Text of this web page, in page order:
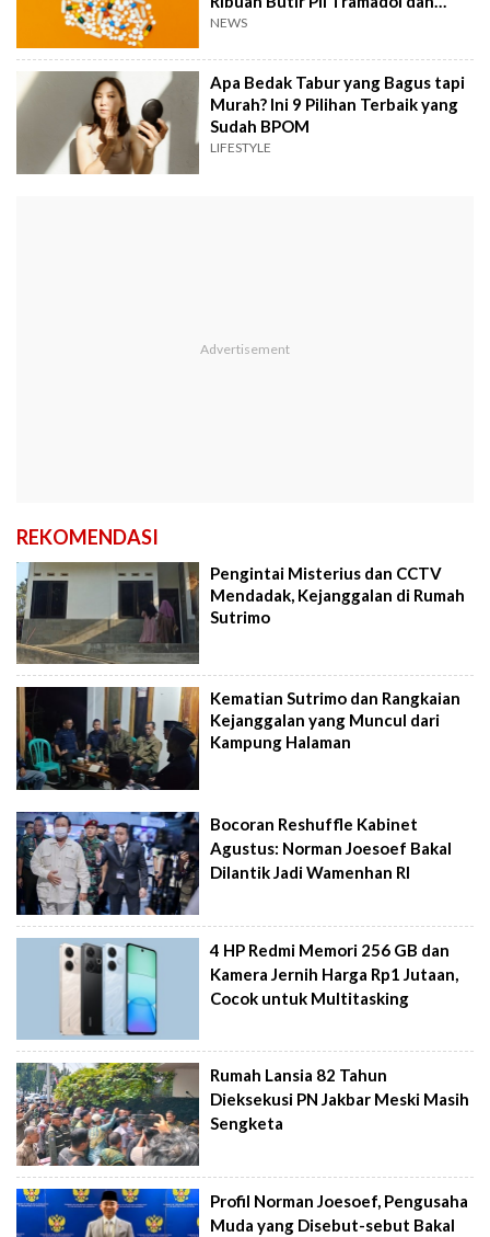
Hexymer
NEWS
Apa Bedak Tabur yang Bagus tapi
Murah? Ini 9 Pilihan Terbaik yang
Sudah BPOM
LIFESTYLE
REKOMENDASI
Pengintai Misterius dan CCTV
Mendadak, Kejanggalan di Rumah
Sutrimo
Kematian Sutrimo dan Rangkaian
Kejanggalan yang Muncul dari
Kampung Halaman
Bocoran Reshuffle Kabinet
Agustus: Norman Joesoef Bakal
Dilantik Jadi Wamenhan RI
4 HP Redmi Memori 256 GB dan
Kamera Jernih Harga Rp1 Jutaan,
Cocok untuk Multitasking
Rumah Lansia 82 Tahun
Dieksekusi PN Jakbar Meski Masih
Sengketa
Profil Norman Joesoef, Pengusaha
Muda yang Disebut-sebut Bakal